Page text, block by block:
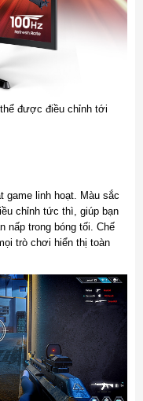
được điều chỉnh tới
linh hoạt. Màu sắc
chỉnh tức thì, giúp bạn
nấp trong bóng tối. Chế
trò chơi hiển thị toàn